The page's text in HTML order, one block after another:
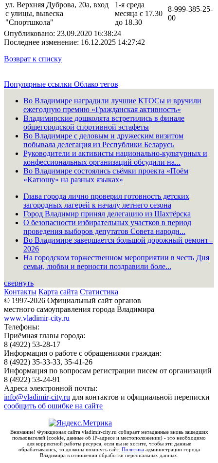
ул. Верхняя Дуброва, 20а, вход
с улицы, вывеска
"Спортшкола"
1-я среда
месяца с 17.30
до 18.30
8-999-385-25-
00
Опубликовано: 23.09.2020 16:38:24
Последнее изменение: 16.12.2025 14:27:42
Возврат к списку
Популярные ссылки Облако тегов
Во Владимире наградили лучшие КТОСы и вручили
ежегодную премию «Гражданская активность»
Владимирские дошколята встретились в финале
общегородской спортивной эстафеты
Во Владимире с деловым и дружеским визитом
побывала делегация из Республики Беларусь
Руководители и активисты национально-культурных и
конфессиональных организаций обсудили на...
Во Владимире состоялись съёмки проекта «Поём
«Катюшу» на разных языках»
Глава города лично проверил готовность детских
загородных лагерей к началу летнего сезона
Город Владимир принял делегацию из Шахтёрска
О безопасности избирательных участков в период
проведения выборов депутатов Совета народн...
Во Владимире завершается большой дорожный ремонт -
2026
На городском торжественном мероприятии в честь Дня
семьи, любви и верности поздравили боле...
свернуть
Контакты Карта сайта Статистика
© 1997-2026 Официальный сайт органов
местного самоуправления города Владимира
www.vladimir-city.ru
Телефоны:
Приёмная главы города:
8 (4922) 53-28-17
Информация о работе с обращениями граждан:
8 (4922) 35-33-33, 35-41-26
Информация по вопросам регистрации писем от организаций
8 (4922) 53-24-91
Адреса электронной почты:
info@vladimir-city.ru для контактов и официальной переписки
сообщить об ошибке на сайте
Внимание! Функционал сайта vladimir-city.ru собирает метаданные вновь зашедших
пользователей (cookie, данные об IP-адресе и местоположении) - это необходимо
для корректной работы ресурса, если вы не хотите, чтобы эти данные
обрабатывались, то должны покинуть сайт. Политикаадминистрации города
Владимира в отношении обработки персональных данных.